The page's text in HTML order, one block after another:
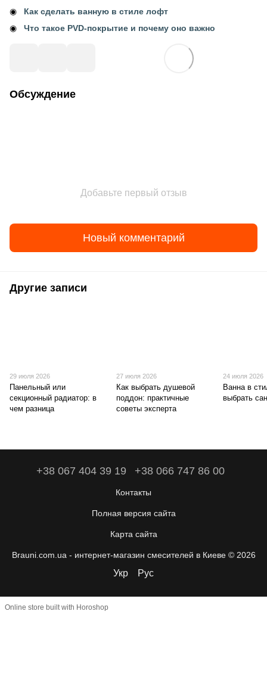
Как сделать ванную в стиле лофт
Что такое PVD-покрытие и почему оно важно
Обсуждение
Добавьте первый отзыв
Новый комментарий
Другие записи
29 июля 2026
Панельный или
секционный радиатор: в
чем разница
27 июля 2026
Как выбрать душевой
поддон: практичные
советы эксперта
24 июля 2026
Ванна в
выбрать
+38 067 404 39 19 +38 066 747 86 00
Контакты
Полная версия сайта
Карта сайта
Brauni.com.ua - интернет-магазин смесителей в Киеве © 2026
Укр Рус
Online store built with Horoshop